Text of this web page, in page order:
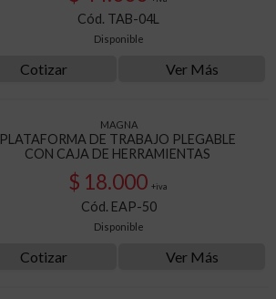
Cód. TAB-04L
Disponible
Cotizar Ver Más
MAGNA
PLATAFORMA DE TRABAJO PLEGABLE
CON CAJA DE HERRAMIENTAS
$ 18.000 +iva
Cód. EAP-50
Disponible
Cotizar Ver Más